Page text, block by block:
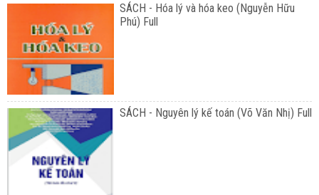
SÁCH - Hóa lý và hóa keo (Nguyễn Hữu
Phú) Full
SÁCH - Nguyên lý kế toán (Võ Văn Nhị) Full